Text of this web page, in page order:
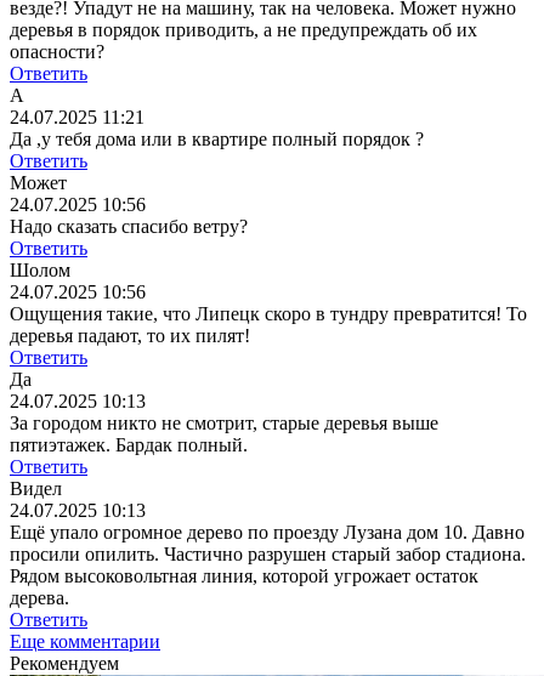
везде?! Упадут не на машину, так на человека. Может нужно
деревья в порядок приводить, а не предупреждать об их
опасности?
Ответить
А
24.07.2025 11:21
Да ,у тебя дома или в квартире полный порядок ?
Ответить
Может
24.07.2025 10:56
Надо сказать спасибо ветру?
Ответить
Шолом
24.07.2025 10:56
Ощущения такие, что Липецк скоро в тундру превратится! То
деревья падают, то их пилят!
Ответить
Да
24.07.2025 10:13
За городом никто не смотрит, старые деревья выше
пятиэтажек. Бардак полный.
Ответить
Видел
24.07.2025 10:13
Ещё упало огромное дерево по проезду Лузана дом 10. Давно
просили опилить. Частично разрушен старый забор стадиона.
Рядом высоковольтная линия, которой угрожает остаток
дерева.
Ответить
Еще комментарии
Рекомендуем